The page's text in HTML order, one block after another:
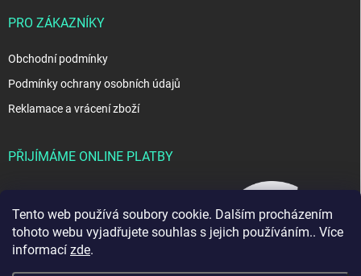
Tento web používá soubory cookie. Dalším procházením
tohoto webu vyjadřujete souhlas s jejich používáním.. Více
informací zde.
PRO ZÁKAZNÍKY
Obchodní podmínky
Podmínky ochrany osobních údajů
Reklamace a vrácení zboží
PŘIJÍMÁME ONLINE PLATBY